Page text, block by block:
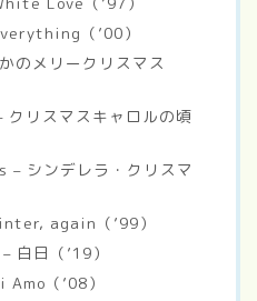
（’00）
のメリークリスマス
リスマスキャロルの頃
シンデレラ・クリスマ
again（’99）
日（’19）
（’08）